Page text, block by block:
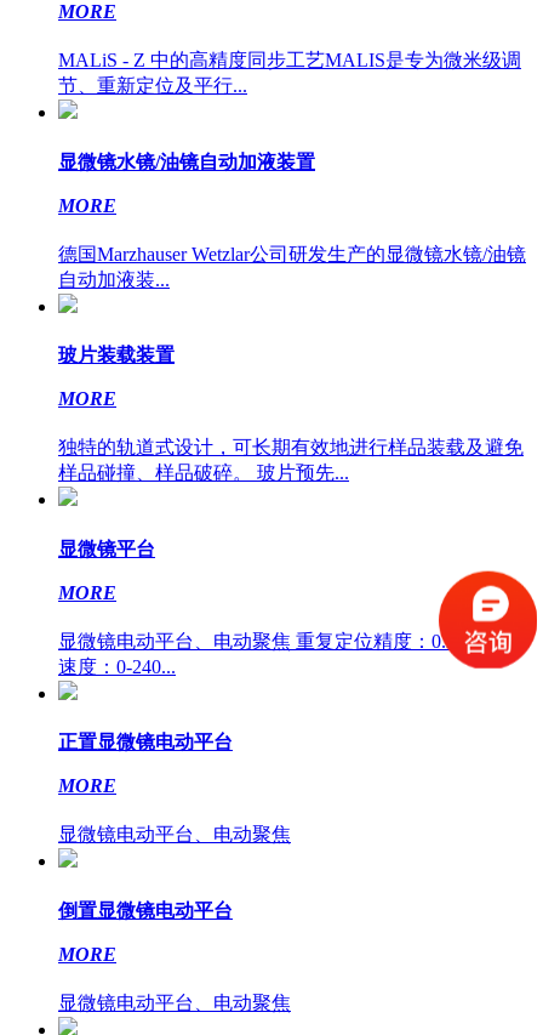
MORE
MALiS - Z 中的高精度同步工艺MALIS是专为微米级调
节、重新定位及平行...
显微镜水镜/油镜自动加液装置
MORE
德国Marzhauser Wetzlar公司研发生产的显微镜水镜/油镜
自动加液装...
玻片装载装置
MORE
独特的轨道式设计，可长期有效地进行样品装载及避免
样品碰撞、样品破碎。 玻片预先...
显微镜平台
MORE
显微镜电动平台、电动聚焦 重复定位精度：0.2um 运动
速度：0-240...
正置显微镜电动平台
MORE
显微镜电动平台、电动聚焦
倒置显微镜电动平台
MORE
显微镜电动平台、电动聚焦